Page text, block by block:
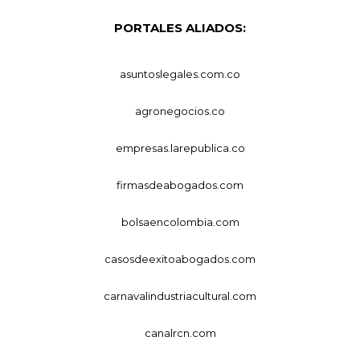
PORTALES ALIADOS:
asuntoslegales.com.co
agronegocios.co
empresas.larepublica.co
firmasdeabogados.com
bolsaencolombia.com
casosdeexitoabogados.com
carnavalindustriacultural.com
canalrcn.com